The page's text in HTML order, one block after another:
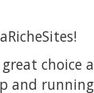
choice
and